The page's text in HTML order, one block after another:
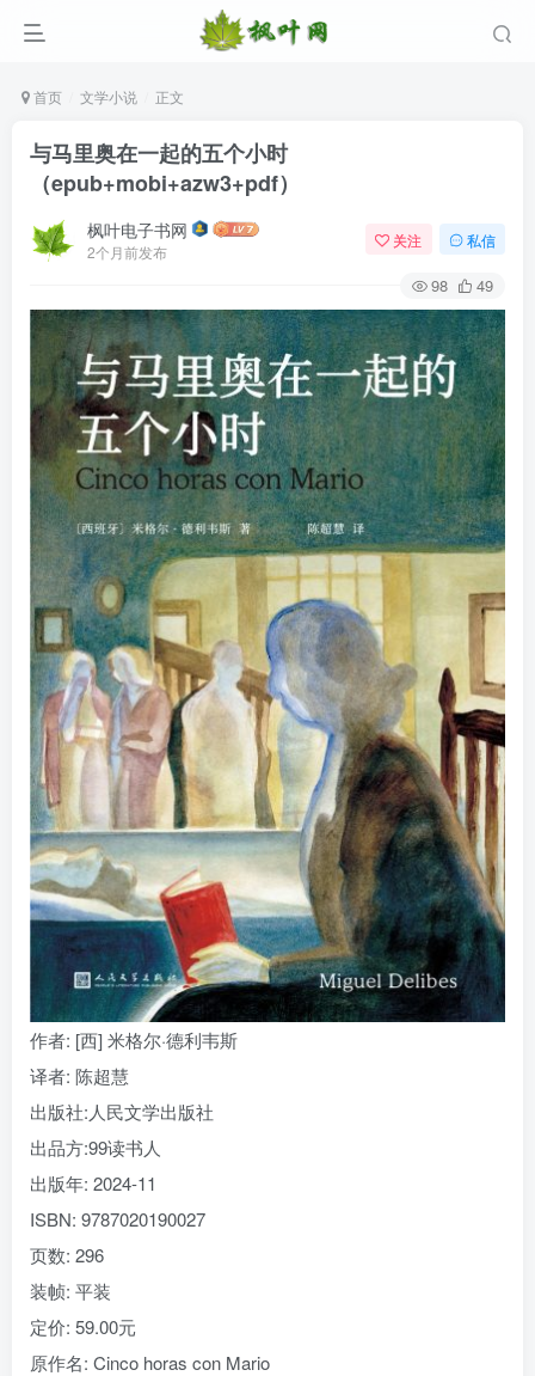
首页 文学小说 正文
与马里奥在一起的五个小时
（epub+mobi+azw3+pdf）
枫叶电子书网
2个月前发布
关注 私信
98 49
作者: [西] 米格尔·德利韦斯
译者: 陈超慧
出版社:人民文学出版社
出品方:99读书人
出版年: 2024-11
ISBN: 9787020190027
页数: 296
装帧: 平装
定价: 59.00元
原作名: Cinco horas con Mario
登录
没有账号？立即注册
用户名/手机号/邮箱
登录密码
记住登录 找回密码|免密登录
登录
社交账号登录